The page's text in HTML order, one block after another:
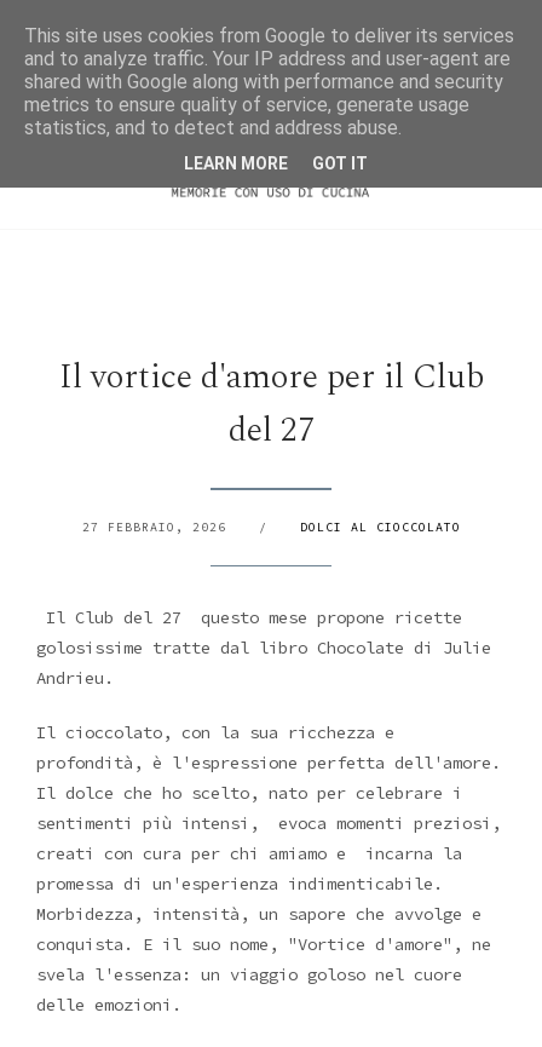
Il vortice d'amore per il Club
del 27
27 FEBBRAIO, 2026 / DOLCI AL CIOCCOLATO
Il Club del 27 questo mese propone ricette
golosissime tratte dal libro Chocolate di Julie
Andrieu.
Il cioccolato, con la sua ricchezza e
profondità, è l'espressione perfetta dell'amore.
Il dolce che ho scelto, nato per celebrare i
sentimenti più intensi, evoca momenti preziosi,
creati con cura per chi amiamo e incarna la
promessa di un'esperienza indimenticabile.
Morbidezza, intensità, un sapore che avvolge e
conquista. E il suo nome, "Vortice d'amore", ne
svela l'essenza: un viaggio goloso nel cuore
delle emozioni.
This site uses cookies from Google to deliver its services
and to analyze traffic. Your IP address and user-agent are
shared with Google along with performance and security
metrics to ensure quality of service, generate usage
statistics, and to detect and address abuse.
LEARN MORE GOT IT